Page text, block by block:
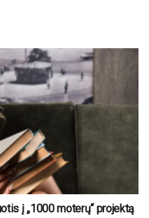
į „1000 moterų“ projektą